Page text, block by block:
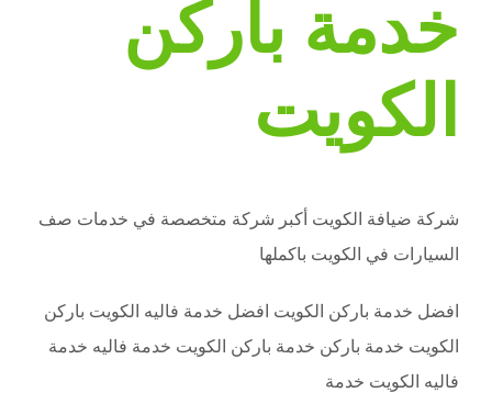
خدمة باركن
الكويت
شركة ضيافة الكويت أكبر شركة متخصصة في خدمات صف
السيارات في الكويت باكملها
افضل خدمة باركن الكويت افضل خدمة فاليه الكويت باركن
الكويت خدمة باركن خدمة باركن الكويت خدمة فاليه خدمة
فاليه الكويت خدمة